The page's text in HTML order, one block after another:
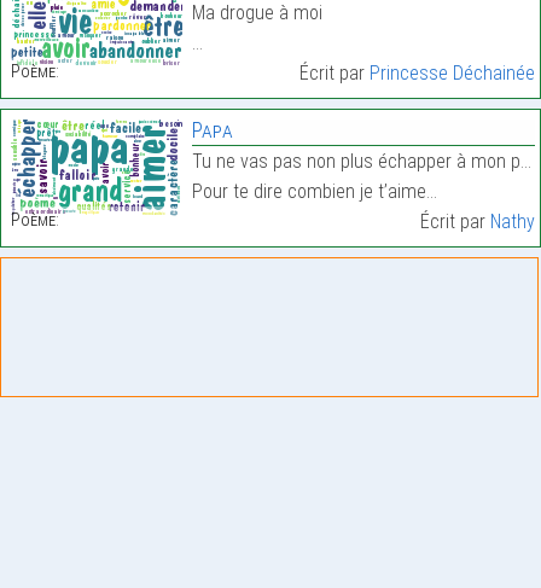
Poème:
Ma drogue à moi
…
Écrit par Princesse Déchainée
Poème:
Papa
Tu ne vas pas non plus échapper à mon poème
Pour te dire combien je t’aime…
Écrit par Nathy